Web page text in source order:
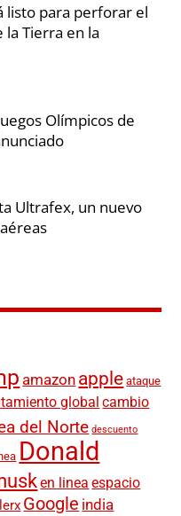
listo para perforar el
la Tierra en la
Olímpicos de
Ultrafex, un nuevo
amazon apple ataque
global cambio
del Norte descuento
Donald
en linea espacio
Google india